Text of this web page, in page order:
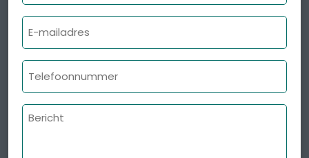
E-
mailadres
Telefoonnummer
Bericht